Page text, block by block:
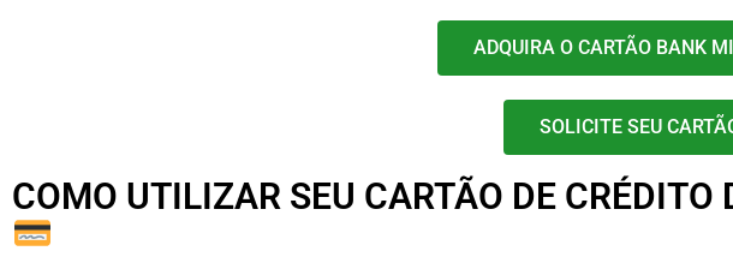
ADQUIRA O CARTÃO BANK
SOLICITE SEU
COMO UTILIZAR SEU CARTÃO DE